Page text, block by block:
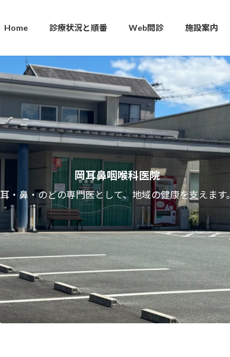
Home 診療状況と順番 Web問診 施設案内
岡耳鼻咽喉科医院
耳・鼻・のどの専門医として、地域の健康を支えます。